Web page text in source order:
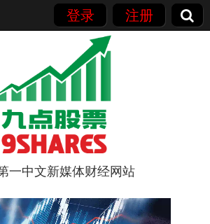
登录 注册
一中文新媒体财经网站